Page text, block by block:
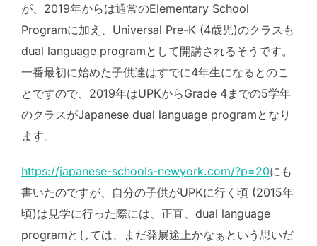
が、2019年からは通常のElementary School
Programに加え、Universal Pre-K (4歳児)のクラスも
dual language programとして開講されるそうです。
一番最初に始めた子供達はすでに4年生になるとのこ
とですので、2019年はUPKからGrade 4までの5学年
のクラスがJapanese dual language programとなり
ます。
https://japanese-schools-newyork.com/?p=20にも
書いたのですが、自分の子供がUPKに行く頃 (2015年
頃)は見学に行った際には、正直、dual language
programとしては、まだ発展途上かなぁという思いだ